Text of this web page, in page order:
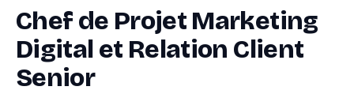
Chef de Projet Marketing
Digital et Relation Client
Senior